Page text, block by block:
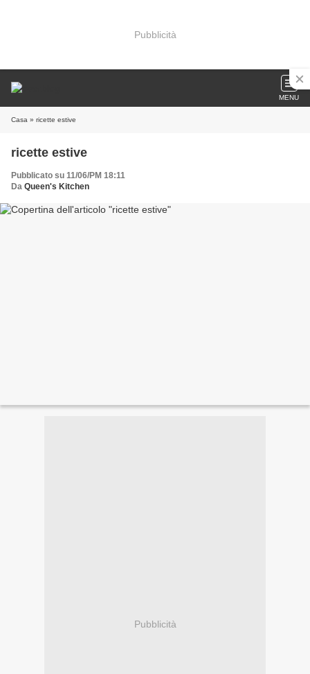
Pubblicità
MENU
Casa » ricette estive
ricette estive
Pubblicato su 11/06/PM 18:11
Da Queen's Kitchen
Pubblicità